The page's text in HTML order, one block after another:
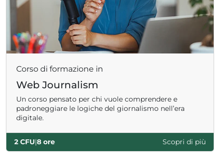
Corso di formazione in
Web Journalism
Un corso pensato per chi vuole comprendere e
padroneggiare le logiche del giornalismo nell’era
digitale.
2 CFU|8 ore Scopri di più